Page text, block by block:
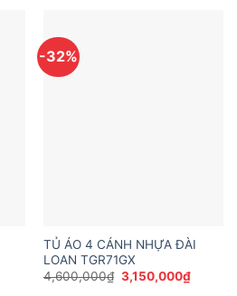
-32%
TỦ ÁO 4 CÁNH NHỰA ĐÀI
LOAN TGR71GX
4,600,000₫ Giá
gốc
3,150,000₫Giá
hiện